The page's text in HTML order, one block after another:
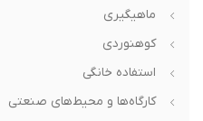
ماهیگیری
کوهنوردی
استفاده خانگی
کارگاه‌ها و محیط‌های صنعتی